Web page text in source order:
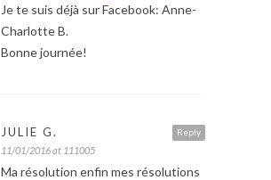
Je te suis déjà sur Facebook: Anne-
Charlotte B.
Bonne journée!
Reply
JULIE G.
11/01/2016 at 111005
Ma résolution enfin mes résolutions